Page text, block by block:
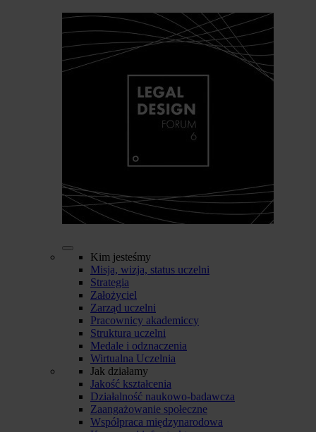
Kim jesteśmy
Misja, wizja, status uczelni
Strategia
Założyciel
Zarząd uczelni
Pracownicy akademiccy
Struktura uczelni
Medale i odznaczenia
Wirtualna Uczelnia
Jak działamy
Jakość kształcenia
Działalność naukowo-badawcza
Zaangażowanie społeczne
Współpraca międzynarodowa